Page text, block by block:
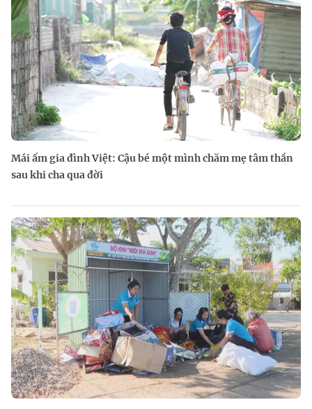
Mái ấm gia đình Việt: Cậu bé một mình chăm mẹ tâm thần
sau khi cha qua đời